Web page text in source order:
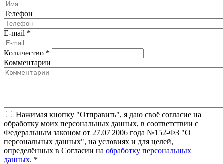
Телефон
E-mail *
Количество *
Комментарии
Нажимая кнопку "Отправить", я даю своё согласие на
обработку моих персональных данных, в соответствии с
Федеральным законом от 27.07.2006 года №152-ФЗ "О
персональных данных", на условиях и для целей,
определённых в Согласии на обработку персональных
данных. *